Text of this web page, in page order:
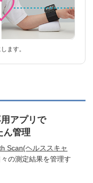
ます。
アプリで
ん管理
Scan(ヘルススキャ
の測定結果を管理す